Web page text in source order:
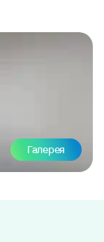
Галерея